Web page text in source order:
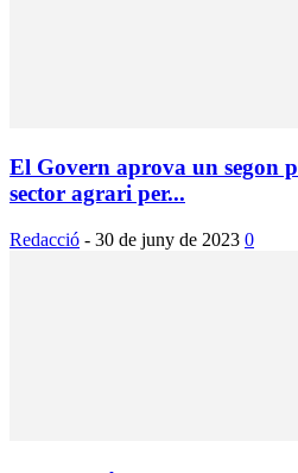
El Govern aprova un segon
sector agrari per...
Redacció - 30 de juny de 2023 0